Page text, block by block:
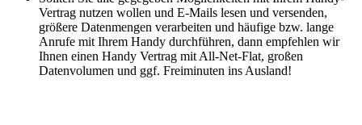
Vertrag nutzen wollen und E-Mails lesen und versenden,
größere Datenmengen verarbeiten und häufige bzw. lange
Anrufe mit Ihrem Handy durchführen, dann empfehlen wir
Ihnen einen Handy Vertrag mit All-Net-Flat, großen
Datenvolumen und ggf. Freiminuten ins Ausland!